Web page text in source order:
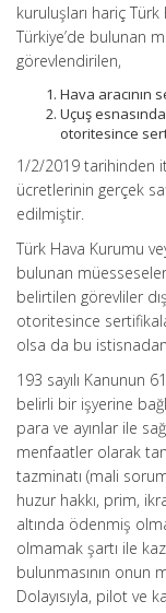
kuruluşları hariç
Türkiye’de bulunan
görevlendirilen,
Hava aracının
Uçuş
otoritesince
1/2/2019 tarihinden
ücretlerinin gerçek
edilmiştir.
Türk Hava Kurumu
bulunan
belirtilen görevliler
otoritesince
olsa da bu
193 sayılı Kanunun
belirli bir işyerine
para ve ayınlar ile
menfaatler olarak
tazminatı (mali
huzur hakkı, prim,
altında ödenmiş
olmamak şartı ile
bulunmasının onun
Dolayısıyla, pilot ve